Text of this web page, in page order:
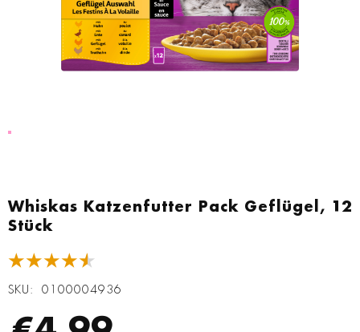
Whiskas Katzenfutter Pack Geflügel, 12
Stück
★★★★★
SKU 0100004936
Anfang
der
springen